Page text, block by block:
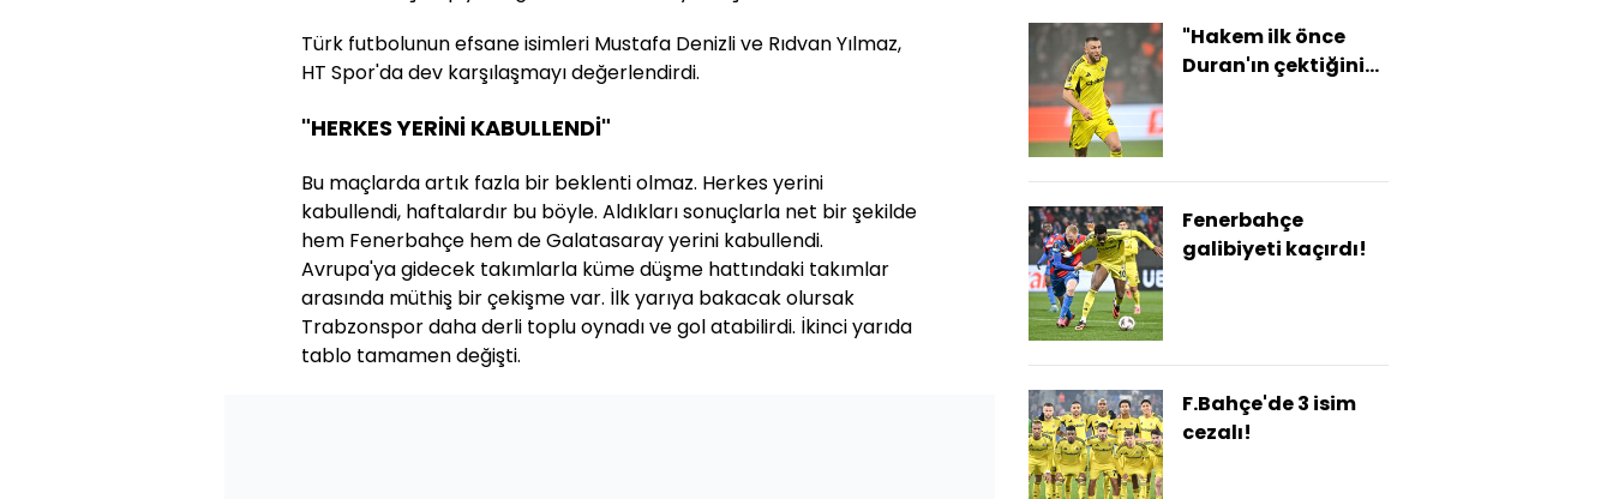
Türk futbolunun efsane isimleri Mustafa Denizli ve Rıdvan Yılmaz,
HT Spor'da dev karşılaşmayı değerlendirdi.
"HERKES YERİNİ KABULLENDİ"
Bu maçlarda artık fazla bir beklenti olmaz. Herkes yerini
kabullendi, haftalardır bu böyle. Aldıkları sonuçlarla net bir şekilde
hem Fenerbahçe hem de Galatasaray yerini kabullendi.
Avrupa'ya gidecek takımlarla küme düşme hattındaki takımlar
arasında müthiş bir çekişme var. İlk yarıya bakacak olursak
Trabzonspor daha derli toplu oynadı ve gol atabilirdi. İkinci yarıda
tablo tamamen değişti.
"Hakem ilk önce
Duran'ın çektiğini
Fenerbahçe
galibiyeti kaçırdı!
F.Bahçe'de 3 isim
cezalı!